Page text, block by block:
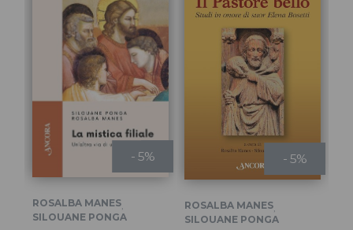
- 5%
ROSALBA MANES,
SILOUANE PONGA
- 5%
ROSALBA MANES,
SILOUANE PONGA